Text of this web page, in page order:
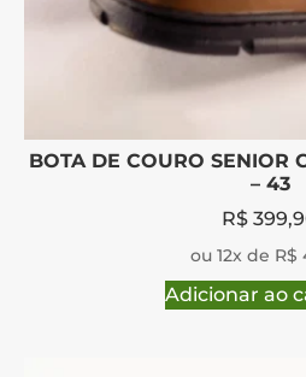
BOTA DE COURO SENIOR
– 43
R$
ou 12x de R$
Adicionar ao